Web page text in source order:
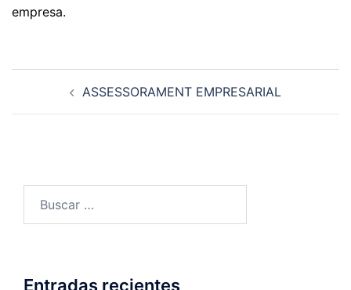
empresa.
ASSESSORAMENT EMPRESARIAL
Entradas recientes